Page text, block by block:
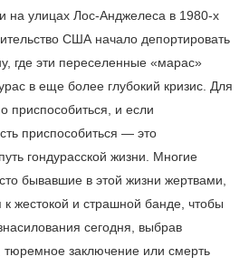
на улицах Лос-Анджелеса в 1980-х
США начало депортировать
где эти переселенные «марас»
в еще более глубокий кризис. Для
приспособиться, и если
приспособиться — это
гондурасской жизни. Многие
бывавшие в этой жизни жертвами,
жестокой и страшной банде, чтобы
сегодня, выбрав
тюремное заключение или смерть